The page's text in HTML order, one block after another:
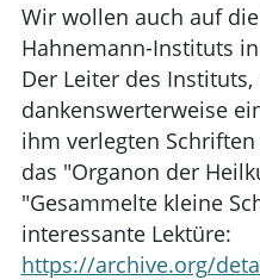
Wir wollen auch auf
Hahnemann-Instituts
Der Leiter des
dankenswerterweise
ihm verlegten
das "Organon der
"Gesammelte kleine
interessante Lektüre:
https://archive.org/